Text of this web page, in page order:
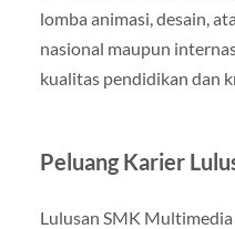
lomba animasi, desain,
nasional maupun
kualitas pendidikan dan
Peluang Karier
Lulusan SMK